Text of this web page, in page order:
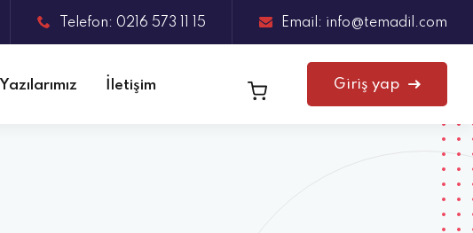
Telefon: 0216 573 11 15 Email: info@temadil.com
Yazılarımız İletişim Giriş yap